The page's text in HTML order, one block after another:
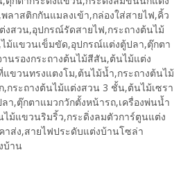
ลาสติกกันแมลงเข้า,กล่องใส่สายไฟ,คิ้ว
งสวน,อุปกรณ์รัดสายไฟ,กระถางต้นไม้
ม้แขวนเข็มขัด,อุปกรณ์แต่งตู้ปลา,ตุ๊กตา
นรองกระถางต้นไม้สีสัน,ต้นไม้แต่ง
ขวนทรงแตงโม,ต้นไม้น้ำ,กระถางต้นไม้
กระถางต้นไม้แต่งสวน 3 ชั้น,ต้นไม้เซรา
า,ตุ๊กตาแมวกวักตั้งหน้ารถ,เครื่องพ่นน้ำ
ม้แขวนริมริ้ว,กระดิ่งลมตัวการ์ตูนแต่ง
ส่ง,สายไฟประดับแต่งบ้านโซล่า
บ้าน